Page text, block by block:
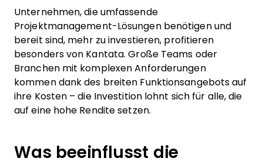
Unternehmen, die umfassende
Projektmanagement-Lösungen benötigen und
bereit sind, mehr zu investieren, profitieren
besonders von Kantata. Große Teams oder
Branchen mit komplexen Anforderungen
kommen dank des breiten Funktionsangebots auf
ihre Kosten – die Investition lohnt sich für alle, die
auf eine hohe Rendite setzen.
Was beeinflusst die